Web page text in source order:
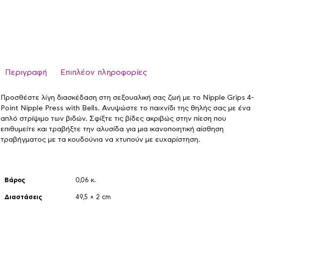
Περιγραφή Επιπλέον πληροφορίες
Προσθέστε λίγη διασκέδαση στη σεξουαλική σας ζωή με το Nipple Grips 4-
Point Nipple Press with Bells. Ανυψώστε το παιχνίδι της θηλής σας με ένα
απλό στρίψιμο των βιδών. Σφίξτε τις βίδες ακριβώς στην πίεση που
επιθυμείτε και τραβήξτε την αλυσίδα για μια ικανοποιητική αίσθηση
τραβήγματος με τα κουδούνια να χτυπούν με ευχαρίστηση.
Βάρος 0,06 κ.
Διαστάσεις 49,5 × 2 cm